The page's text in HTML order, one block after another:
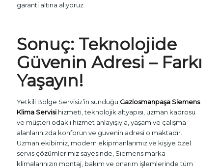
garanti altına alıyoruz.
Sonuç: Teknolojide
Güvenin Adresi – Farkı
Yaşayın!
Yetkili Bölge Servisiz’in sunduğu Gaziosmanpaşa Siemens
Klima Servisihizmeti, teknolojik altyapısı, uzman kadrosu
ve müşteri odaklı hizmet anlayışıyla, yaşam ve çalışma
alanlarınızda konforun ve güvenin adresi olmaktadır.
Uzman ekibimiz, modern ekipmanlarımız ve kişiye özel
servis çözümlerimiz sayesinde, Siemens marka
klimalarınızın montaj, bakım ve onarım işlemlerinde tüm